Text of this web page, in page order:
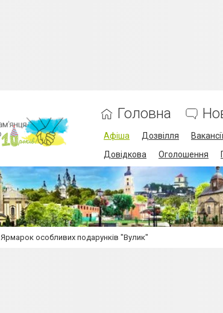
Головна
Афіша Дозвілля Вакансії
Довідкова
Оголошення
Ярмарок особливих подарунків "Вулик"